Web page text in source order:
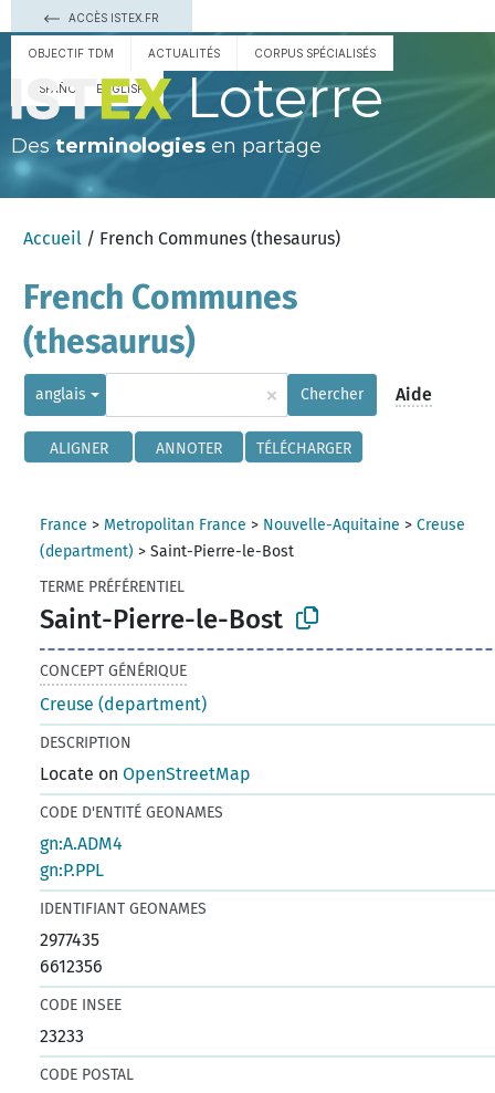
ACCÈS ISTEX.FR
OBJECTIF TDM ACTUALITÉS CORPUS SPÉCIALISÉS
ESPAÑOL ENGLISH Loterre
Des terminologies en partage
Accueil / French Communes (thesaurus)
French Communes
(thesaurus)
anglais × Chercher Aide
ALIGNER ANNOTER TÉLÉCHARGER
France > Metropolitan France > Nouvelle-Aquitaine >Creuse
(department) >Saint-Pierre-le-Bost
TERME PRÉFÉRENTIEL
Saint-Pierre-le-Bost
CONCEPT GÉNÉRIQUE
Creuse (department)
DESCRIPTION
Locate onOpenStreetMap
CODE D'ENTITÉ GEONAMES
gn:A.ADM4
gn:P.PPL
IDENTIFIANT GEONAMES
2977435
6612356
CODE INSEE
23233
CODE POSTAL